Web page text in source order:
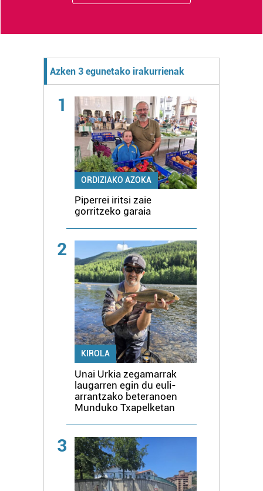
Azken 3 egunetako irakurrienak
1
ORDIZIAKO AZOKA
Piperrei iritsi zaie
gorritzeko garaia
2
KIROLA
Unai Urkia zegamarrak
laugarren egin du euli-
arrantzako beteranoen
Munduko Txapelketan
3